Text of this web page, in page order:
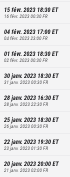
15 févr. 2023 18:30ET
16 févr. 2023 00:30FR
04 févr. 2023 17:00ET
04 févr. 2023 23:00FR
01 févr. 2023 18:30ET
02 févr. 2023 00:30FR
30 janv. 2023 18:30ET
31 janv. 2023 00:30FR
28 janv. 2023 16:30ET
28 janv. 2023 22:30FR
25 janv. 2023 18:30ET
26 janv. 2023 00:30FR
22 janv. 2023 19:30ET
23 janv. 2023 01:30FR
20 janv. 2023 20:00ET
21 janv. 2023 02:00FR